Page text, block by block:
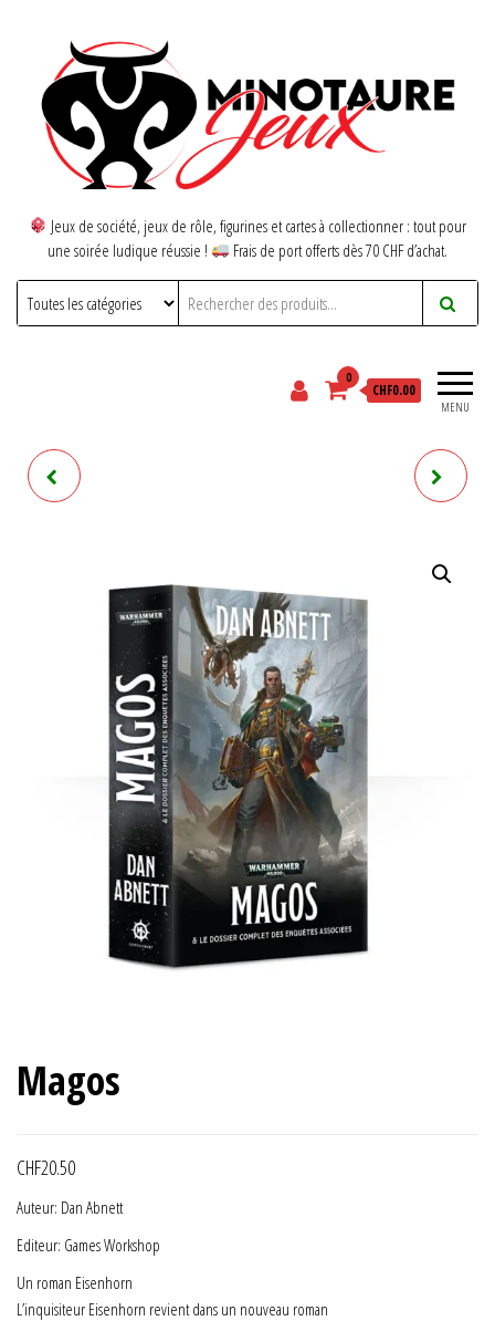
Jeux de société, jeux de rôle, figurines et cartes à collectionner : tout pour
une soirée ludique réussie !
Frais de port offerts dès 70 CHF d’achat.
MENU
0
CHF0.00
Magos
CHF20.50
Auteur: Dan Abnett
Editeur: Games Workshop
Un roman Eisenhorn
L’inquisiteur Eisenhorn revient dans un nouveau roman